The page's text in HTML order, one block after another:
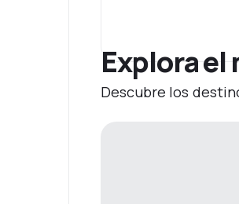
Explora el
Descubre los